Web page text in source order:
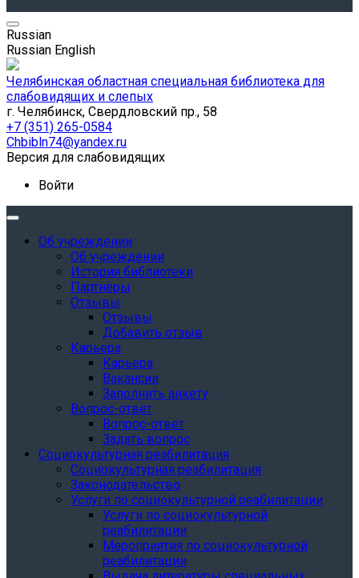
Russian
Russian English
Челябинская областная специальная библиотека для
слабовидящих и слепых
г. Челябинск, Свердловский пр., 58
+7 (351) 265-0584
Chbibln74@yandex.ru
Версия для слабовидящих
Войти
Об учреждении
Об учреждении
История библиотеки
Партнёры
Отзывы
Отзывы
Добавить отзыв
Карьера
Карьера
Вакансии
Заполнить анкету
Вопрос-ответ
Вопрос-ответ
Задать вопрос
Социокультурная реабилитация
Социокультурная реабилитация
Законодательство
Услуги по социокультурной реабилитации
Услуги по социокультурной
реабилитации
Мероприятия по социокультурной
реабилитации